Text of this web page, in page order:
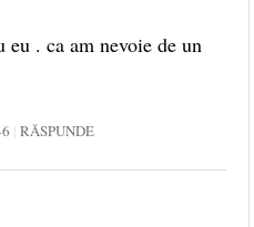
. ca am nevoie de un
RĂSPUNDE